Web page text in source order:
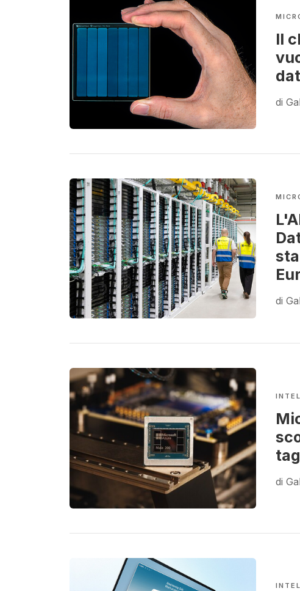
Il
di
di
di